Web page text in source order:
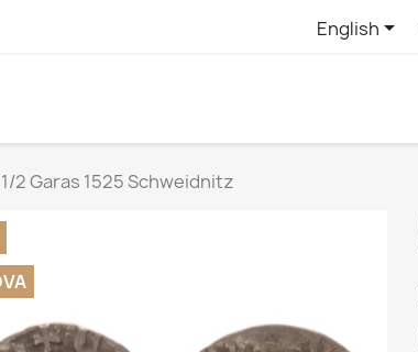
English
2 Garas 1525 Schweidnitz